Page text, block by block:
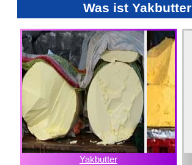
Was ist Yakbutter
Yakbutter